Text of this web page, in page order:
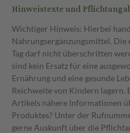
Hinweistexte und
Wichtiger Hinweis: Hierbei
Nahrungsergänzungsmittel.
Tag darf nicht überschritten
sind kein Ersatz für eine
Ernährung und eine gesunde
Reichweite von Kindern lagern.
Artikels nähere Informationen
Produktes? Unter der
gerne Auskunft über die